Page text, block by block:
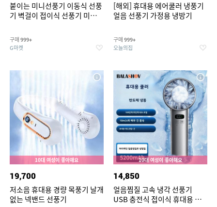
붙이는 미니선풍기 이동식 선풍
기 벽걸이 접이식 선풍기 미니에
식 냉풍기
구매 999+
G마켓
[해외] 휴대용 에어쿨러 냉풍기
얼음 선풍기 가정용 냉방기
구매 999+
오늘의집
10대 여성이 좋아해요
19,700
저소음 휴대용 경량 목풍기 날개
없는 넥밴드 선풍기
10대 여성이 좋아해요
14,850
얼음찜질 고속 냉각 선풍기
USB 충전식 접이식 휴대용 미